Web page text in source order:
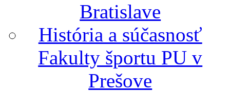
Bratislave
História a súčasnosť
Fakulty športu PU v
Prešove